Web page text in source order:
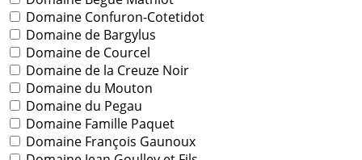
Domaine Confuron-Cotetidot
Domaine de Bargylus
Domaine de Courcel
Domaine de la Creuze Noir
Domaine du Mouton
Domaine du Pegau
Domaine Famille Paquet
Domaine François Gaunoux